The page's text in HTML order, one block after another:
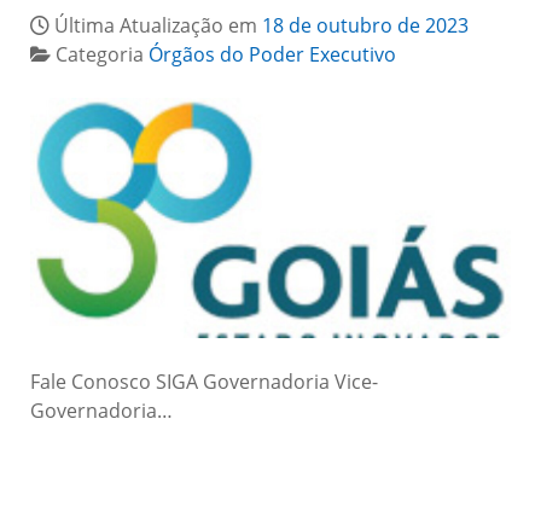
Última Atualização em 18 de outubro de 2023
Categoria Órgãos do Poder Executivo
Fale Conosco SIGA Governadoria Vice-
Governadoria…